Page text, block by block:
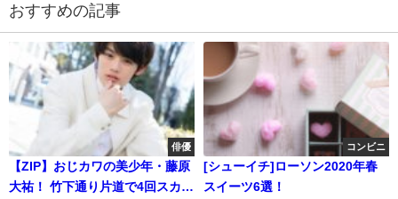
おすすめの記事
俳優
【ZIP】おじカワの美少年・藤原
大祐！ 竹下通り片道で4回スカウ
コンビニ
[シューイチ]ローソン2020年春
スイーツ6選！